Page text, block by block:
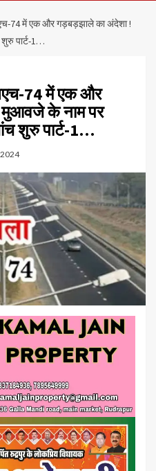
74 में एक और गड़बड़झाले का अंदेशा !
पार्ट-1…
74 में एक और
के नाम पर
शुरु पार्ट-1…